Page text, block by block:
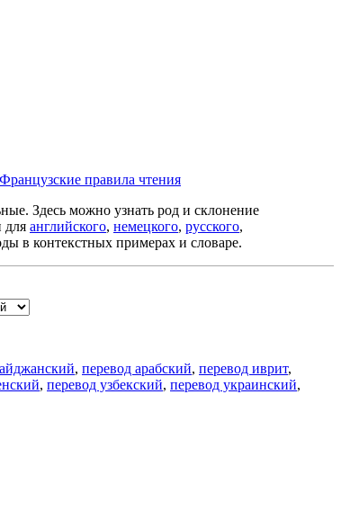
Французские правила чтения
Здесь можно узнать род и склонение
для английского, немецкого, русского,
в контекстных примерах и словаре.
, перевод арабский, перевод иврит,
, перевод узбекский, перевод украинский,